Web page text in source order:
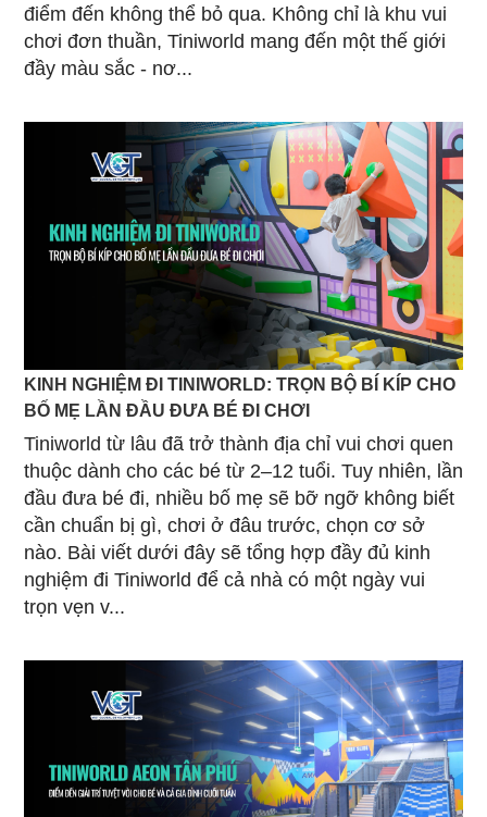
điểm đến không thể bỏ qua. Không chỉ là khu vui
chơi đơn thuần, Tiniworld mang đến một thế giới
đầy màu sắc - nơ...
KINH NGHIỆM ĐI TINIWORLD: TRỌN BỘ BÍ KÍP CHO
BỐ MẸ LẦN ĐẦU ĐƯA BÉ ĐI CHƠI
Tiniworld từ lâu đã trở thành địa chỉ vui chơi quen
thuộc dành cho các bé từ 2–12 tuổi. Tuy nhiên, lần
đầu đưa bé đi, nhiều bố mẹ sẽ bỡ ngỡ không biết
cần chuẩn bị gì, chơi ở đâu trước, chọn cơ sở
nào. Bài viết dưới đây sẽ tổng hợp đầy đủ kinh
nghiệm đi Tiniworld để cả nhà có một ngày vui
trọn vẹn v...